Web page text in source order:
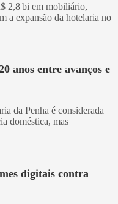
2,8 bi em mobiliário,
a expansão da hotelaria no
anos entre avanços e
da Penha é considerada
doméstica, mas
digitais contra